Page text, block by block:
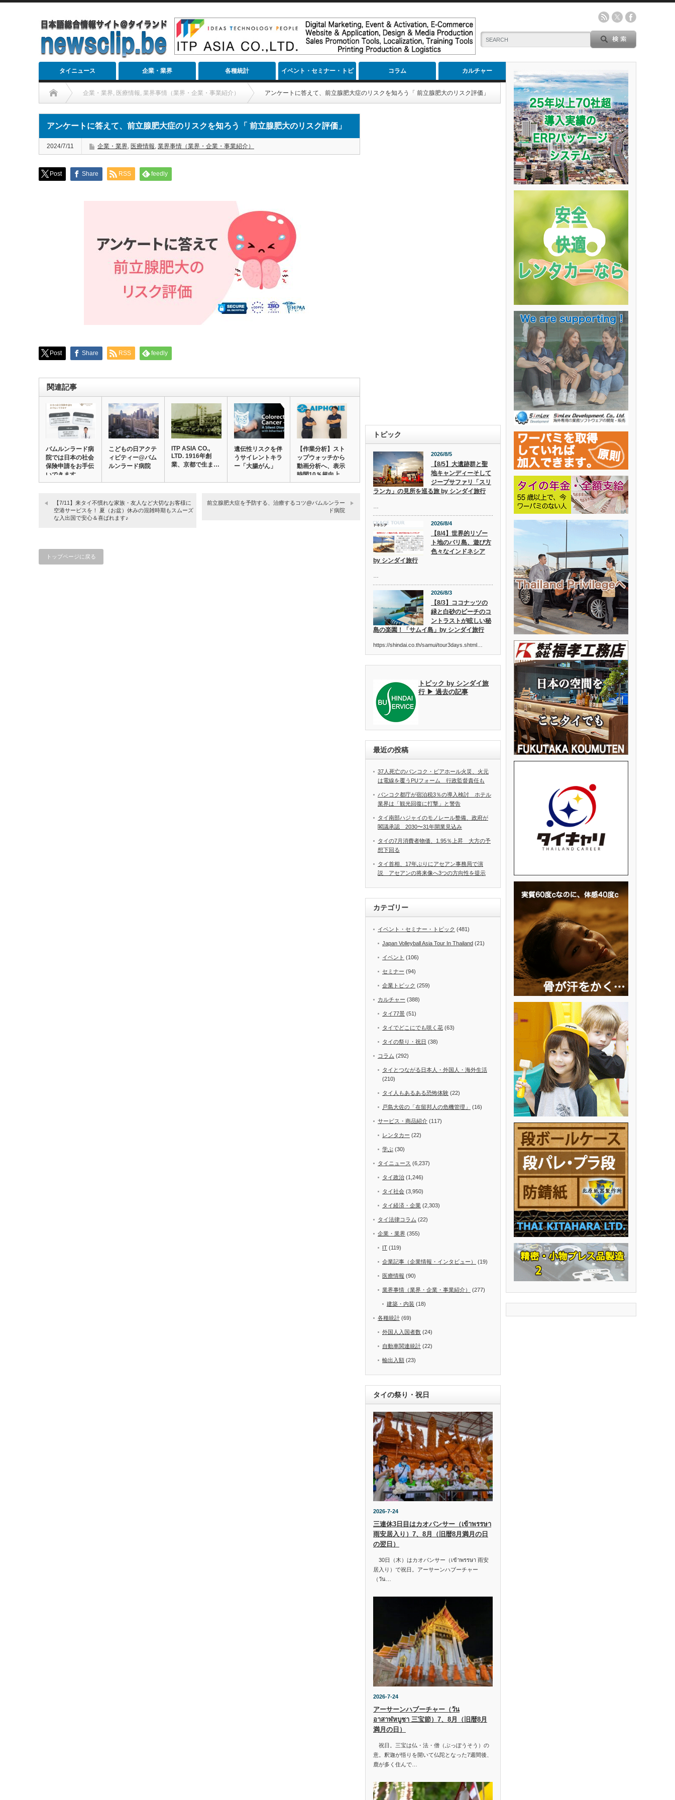
タイニュース 企業・業界 各種統計 イベント・セミナー・トピ
ック
コラム カルチャー
企業・業界, 医療情報, 業界事情（業界・企業・事業紹介） アンケートに答えて、前立腺肥大症のリスクを知ろう「 前立腺肥大のリスク評価」
アンケートに答えて、前立腺肥大症のリスクを知ろう「 前立腺肥大のリスク評価」
2024/7/11 企業・業界, 医療情報, 業界事情（業界・企業・事業紹介）
Post Share RSS feedly
Post Share RSS feedly
関連記事
バムルンラード病
院では日本の社会
保険申請をお手伝
いできます。
こどもの日アクテ
ィビティー@バム
ルンラード病院
ITP ASIA CO.,
LTD. 1916年創
業、京都で生ま…
遺伝性リスクを伴
うサイレントキラ
ー「大腸がん」
【作業分析】スト
ップウォッチから
動画分析へ、表示
時間10％超向上…
【7/11】来タイ不慣れな家族・友人など大切なお客様に
空港サービスを！ 夏（お盆）休みの混雑時期もスムーズ
な入出国で安心＆喜ばれます♪
前立腺肥大症を予防する、治療するコツ@バムルンラー
ド病院
トップページに戻る
トピック
2026/8/5
【8/5】大遺跡群と聖
地キャンディーそして
ジープサファリ「スリ
ランカ」の見所を巡る旅 by シンダイ旅行
2026/8/4
【8/4】世界的リゾー
ト地のバリ島、遊び方
色々なインドネシア
by シンダイ旅行
2026/8/3
【8/3】ココナッツの
緑と白砂のビーチのコ
ントラストが眩しい秘
島の楽園！「サムイ島」by シンダイ旅行
https://shindai.co.th/samui/tour3days.shtml…
トピック by シンダイ旅
行 ▶ 過去の記事
最近の投稿
37人死亡のバンコク・ビアホール火災、火元
は電線を覆うPUフォーム 行政監督責任も
バンコク都庁が宿泊税3％の導入検討 ホテル
業界は「観光回復に打撃」と警告
タイ南部ハジャイのモノレール整備、政府が
閣議承認 2030〜31年開業見込み
タイの7月消費者物価、1.95％上昇 大方の予
想下回る
タイ首相、17年ぶりにアセアン事務局で演
説 アセアンの将来像へ3つの方向性を提示
カテゴリー
イベント・セミナー・トピック (481)
Japan Volleyball Asia Tour In Thailand (21)
イベント (106)
セミナー (94)
企業トピック (259)
カルチャー (388)
タイ77景 (51)
タイでどこにでも咲く花 (63)
タイの祭り・祝日 (38)
コラム (292)
タイとつながる日本人・外国人・海外生活
(210)
タイ人もあるある恐怖体験 (22)
戸島大佐の「在留邦人の危機管理」 (16)
サービス・商品紹介 (117)
レンタカー (22)
学ぶ (30)
タイニュース (6,237)
タイ政治 (1,246)
タイ社会 (3,950)
タイ経済・企業 (2,303)
タイ法律コラム (22)
企業・業界 (355)
IT (119)
企業記事（企業情報・インタビュー） (19)
医療情報 (90)
業界事情（業界・企業・事業紹介） (277)
建築・内装 (18)
各種統計 (69)
外国人入国者数 (24)
自動車関連統計 (22)
輸出入額 (23)
タイの祭り・祝日
2026-7-24
三連休3日目はカオパンサー（เข้าพรรษา
雨安居入り）7、8月（旧暦8月満月の日
の翌日）
30日（木）はカオパンサー（เข้าพรรษา 雨安
居入り）で祝日。アーサーンハブーチャー
（วัน…
2026-7-24
アーサーンハブーチャー（วัน
อาสาฬหบูชา 三宝節）7、8月（旧暦8月
満月の日）
祝日。三宝は仏・法・僧（ぶっぽうそう）の
意。釈迦が悟りを開いて仏陀となった7週間後、
鹿が多く住んで…